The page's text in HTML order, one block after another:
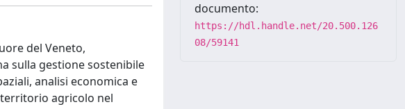
del Veneto,
sulla gestione sostenibile
analisi economica e
agricolo nel
documento:
https://hdl.handle.net/20.500.126
08/59141